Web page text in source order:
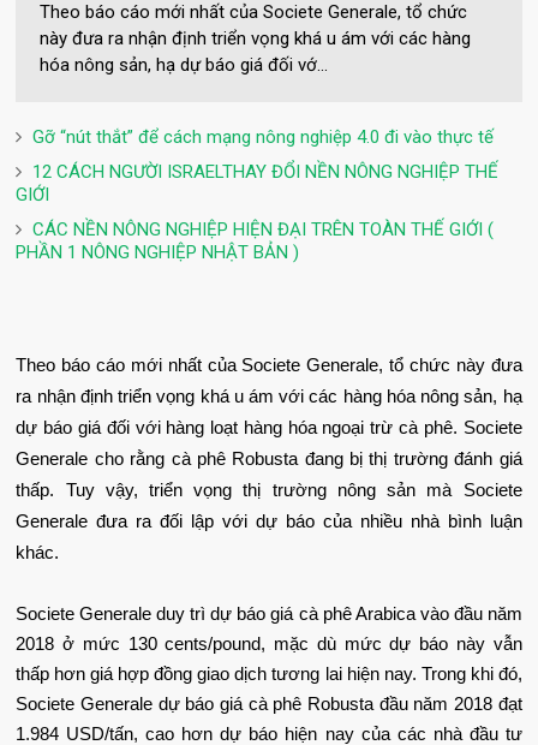
Theo báo cáo mới nhất của Societe Generale, tổ chức
này đưa ra nhận định triển vọng khá u ám với các hàng
hóa nông sản, hạ dự báo giá đối vớ...
Gỡ “nút thắt” để cách mạng nông nghiệp 4.0 đi vào thực tế
12 CÁCH NGƯỜI ISRAELTHAY ĐỔI NỀN NÔNG NGHIỆP THẾ
GIỚI
CÁC NỀN NÔNG NGHIỆP HIỆN ĐẠI TRÊN TOÀN THẾ GIỚI (
PHẦN 1 NÔNG NGHIỆP NHẬT BẢN )
Theo báo cáo mới nhất của Societe Generale, tổ chức này đưa
ra nhận định triển vọng khá u ám với các hàng hóa nông sản, hạ
dự báo giá đối với hàng loạt hàng hóa ngoại trừ cà phê. Societe
Generale cho rằng cà phê Robusta đang bị thị trường đánh giá
thấp. Tuy vậy, triển vọng thị trường nông sản mà Societe
Generale đưa ra đối lập với dự báo của nhiều nhà bình luận
khác.
Societe Generale duy trì dự báo giá cà phê Arabica vào đầu năm
2018 ở mức 130 cents/pound, mặc dù mức dự báo này vẫn
thấp hơn giá hợp đồng giao dịch tương lai hiện nay. Trong khi đó,
Societe Generale dự báo giá cà phê Robusta đầu năm 2018 đạt
1.984 USD/tấn, cao hơn dự báo hiện nay của các nhà đầu tư